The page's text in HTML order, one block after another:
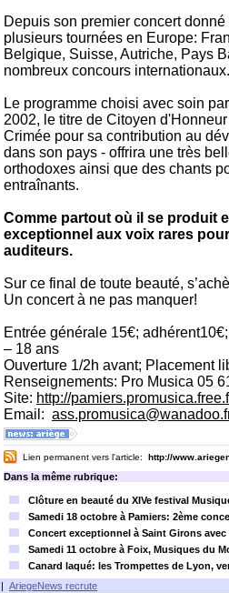
Depuis son premier concert
plusieurs tournées en Europe:
Belgique, Suisse, Autriche, Pays
nombreux concours internationaux.
Le programme choisi avec soin
2002, le titre de Citoyen
Crimée pour sa contribution au
dans son pays - offrira une très
orthodoxes ainsi que des chants
entraînants.
Comme partout où il se produit
exceptionnel aux voix rares
auditeurs.
Sur ce final de toute beauté,
Un concert à ne pas manquer!
Entrée générale 15€;
– 18 ans
Ouverture 1/2h avant; Placement
Renseignements: Pro Musica 05
Site: http://
Email:
Lien permanent vers l'article: http://
Dans la même rubrique:
Clôture en beauté du XIVe festival
Samedi 18 octobre à Pamiers: 2ème
Concert exceptionnel à Saint Girons
Samedi 11 octobre à Foix, Musiques du
Canard laqué: les Trompettes de Lyon,
| AriegeNews recrute